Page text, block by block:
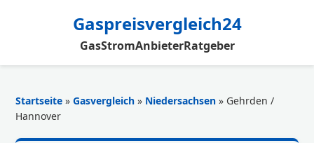
Gaspreisvergleich24
GasStromAnbieterRatgeber
Startseite »Gasvergleich » Niedersachsen » Gehrden /
Hannover